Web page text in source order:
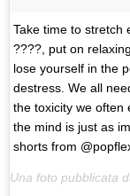
Take time to stretch
????, put on
lose yourself in the
destress. We all
the toxicity we often
the mind is just as
shorts from
Una foto pubblicata